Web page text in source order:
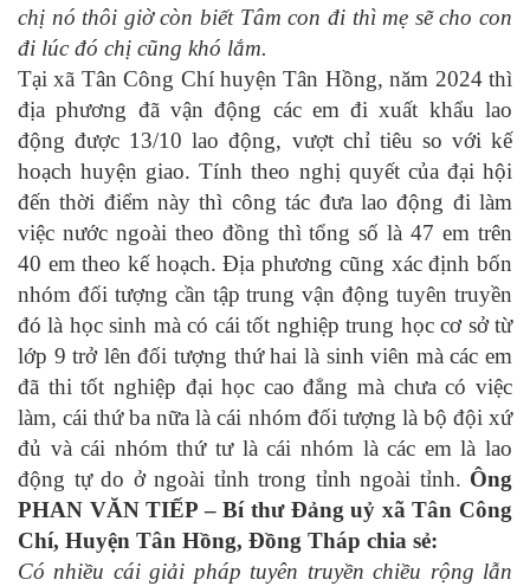
chị nó thôi giờ còn biết Tâm con đi thì mẹ sẽ cho con
đi lúc đó chị cũng khó lắm.
Tại xã Tân Công Chí huyện Tân Hồng, năm 2024 thì
địa phương đã vận động các em đi xuất khẩu lao
động được 13/10 lao động, vượt chỉ tiêu so với kế
hoạch huyện giao. Tính theo nghị quyết của đại hội
đến thời điểm này thì công tác đưa lao động đi làm
việc nước ngoài theo đồng thì tổng số là 47 em trên
40 em theo kế hoạch. Địa phương cũng xác định bốn
nhóm đối tượng cần tập trung vận động tuyên truyền
đó là học sinh mà có cái tốt nghiệp trung học cơ sở từ
lớp 9 trở lên đối tượng thứ hai là sinh viên mà các em
đã thi tốt nghiệp đại học cao đẳng mà chưa có việc
làm, cái thứ ba nữa là cái nhóm đối tượng là bộ đội xứ
đủ và cái nhóm thứ tư là cái nhóm là các em là lao
động tự do ở ngoài tỉnh trong tỉnh ngoài tỉnh. Ông
PHAN VĂN TIẾP – Bí thư Đảng uỷ xã Tân Công
Chí, Huyện Tân Hồng, Đồng Tháp chia sẻ:
Có nhiều cái giải pháp tuyên truyền chiều rộng lẫn